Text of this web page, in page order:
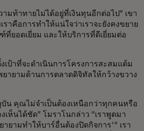
ามท้าทายไม่ได้อยู่ที่เงินทุนอีกต่อไป” เขา
ราคือการทำให้แน่ใจว่าเราจะยังคงขยาย
ยอดเยี่ยม และให้บริการที่ดีเยี่ยมต่อ
เป้าที่จะดำเนินการโครงการสะสมแต้ม
ายามด้านการตลาดดิจิทัลให้กว้างขวาง
บัน คุณไม่จำเป็นต้องเหนือกว่าทุกคนหรือ
เห็นได้ชัด” โมราโนกล่าว “เราพูดมา
ายามทำให้บาร์อื่นต้องปิดกิจการ'” เรา